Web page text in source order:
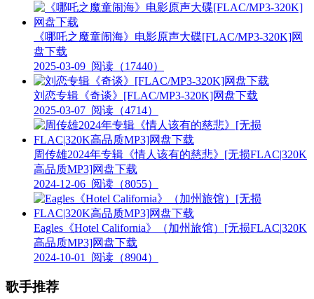
《哪吒之魔童闹海》电影原声大碟[FLAC/MP3-320K]网
盘下载
2025-03-09 阅读（17440）
刘恋专辑《奇谈》[FLAC/MP3-320K]网盘下载
2025-03-07 阅读（4714）
周传雄2024年专辑《情人该有的慈悲》[无损FLAC|320K
高品质MP3]网盘下载
2024-12-06 阅读（8055）
Eagles《Hotel California》（加州旅馆）[无损FLAC|320K
高品质MP3]网盘下载
2024-10-01
阅读（8904）
歌手推荐